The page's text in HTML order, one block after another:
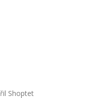
Shoptet